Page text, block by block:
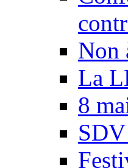
Non
La
8